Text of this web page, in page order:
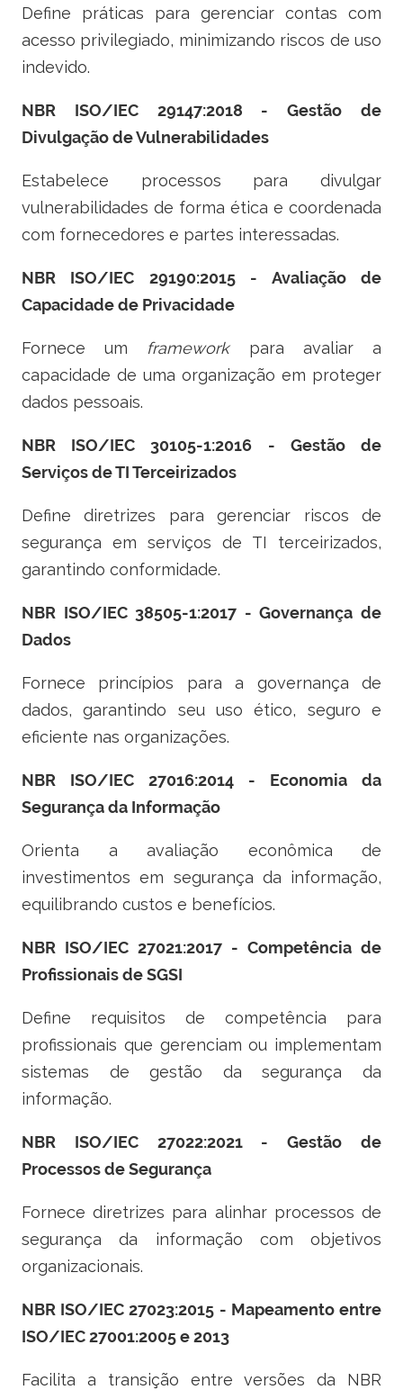
Define práticas para gerenciar contas com
acesso privilegiado, minimizando riscos de uso
indevido.
NBR ISO/IEC 29147:2018 - Gestão de
Divulgação de Vulnerabilidades
Estabelece processos para divulgar
vulnerabilidades de forma ética e coordenada
com fornecedores e partes interessadas.
NBR ISO/IEC 29190:2015 - Avaliação de
Capacidade de Privacidade
Fornece um framework para avaliar a
capacidade de uma organização em proteger
dados pessoais.
NBR ISO/IEC 30105-1:2016 - Gestão de
Serviços de TI Terceirizados
Define diretrizes para gerenciar riscos de
segurança em serviços de TI terceirizados,
garantindo conformidade.
NBR ISO/IEC 38505-1:2017 - Governança de
Dados
Fornece princípios para a governança de
dados, garantindo seu uso ético, seguro e
eficiente nas organizações.
NBR ISO/IEC 27016:2014 - Economia da
Segurança da Informação
Orienta a avaliação econômica de
investimentos em segurança da informação,
equilibrando custos e benefícios.
NBR ISO/IEC 27021:2017 - Competência de
Profissionais de SGSI
Define requisitos de competência para
profissionais que gerenciam ou implementam
sistemas de gestão da segurança da
informação.
NBR ISO/IEC 27022:2021 - Gestão de
Processos de Segurança
Fornece diretrizes para alinhar processos de
segurança da informação com objetivos
organizacionais.
NBR ISO/IEC 27023:2015 - Mapeamento entre
ISO/IEC 27001:2005 e 2013
Facilita a transição entre versões da NBR